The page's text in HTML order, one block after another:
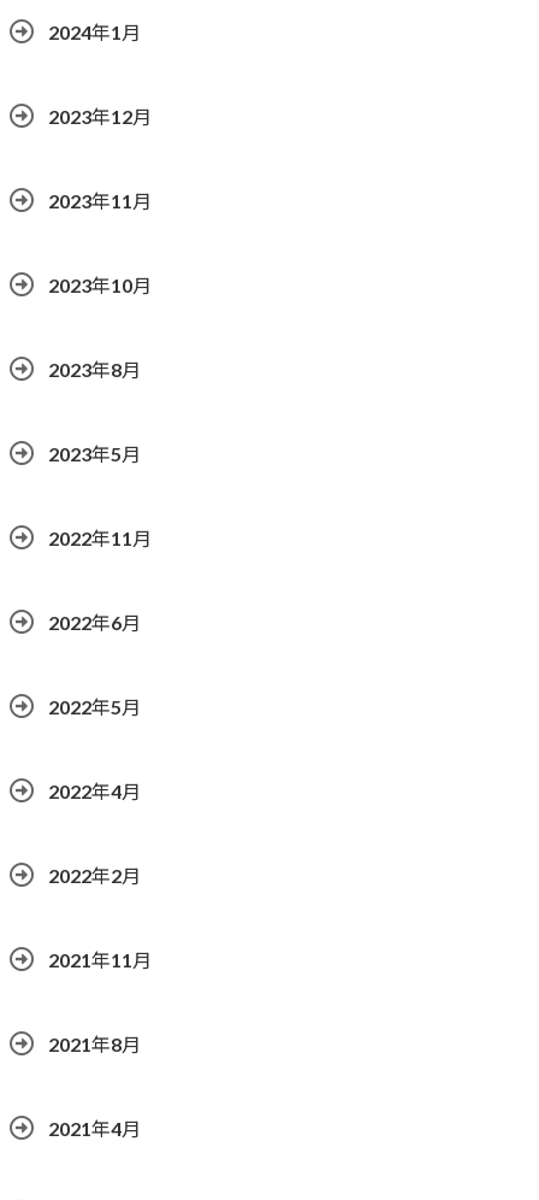
2024年1月
2023年12月
2023年11月
2023年10月
2023年8月
2023年5月
2022年11月
2022年6月
2022年5月
2022年4月
2022年2月
2021年11月
2021年8月
2021年4月